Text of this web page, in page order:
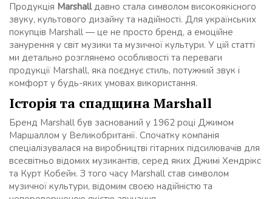
Продукція Marshallдавно стала символом високоякісного
звуку, культового дизайну та надійності. Для українських
покупців Marshall — це не просто бренд, а емоційне
занурення у світ музики та музичної культури. У цій статті
ми детально розглянемо особливості та переваги
продукції Marshall, яка поєднує стиль, потужний звук і
комфорт у будь-яких умовах використання.
Історія та спадщина Marshall
Бренд Marshall був заснований у 1962 році Джимом
Маршаллом у Великобританії. Спочатку компанія
спеціалізувалася на виробництві гітарних підсилювачів для
всесвітньо відомих музикантів, серед яких Джимі Хендрікс
та Курт Кобейн. З того часу Marshall став символом
музичної культури, відомим своєю надійністю та